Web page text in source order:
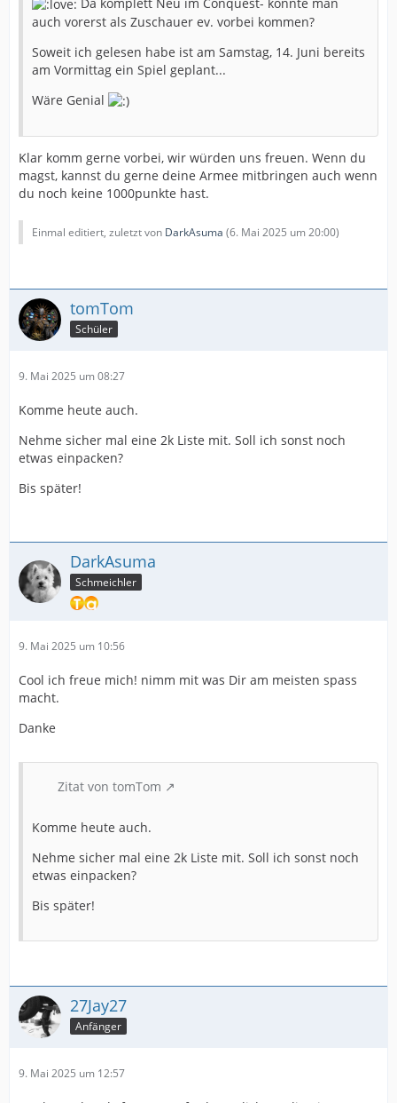
auch vorerst als Zuschauer ev. vorbei kommen?
Soweit ich gelesen habe ist am Samstag, 14. Juni bereits
am Vormittag ein Spiel geplant...
Wäre Genial
Klar komm gerne vorbei, wir würden uns freuen. Wenn du
magst, kannst du gerne deine Armee mitbringen auch wenn
du noch keine 1000punkte hast.
Einmal editiert, zuletzt von DarkAsuma (6. Mai 2025 um 20:00)
tomTom
Schüler
9. Mai 2025 um 08:27
Komme heute auch.
Nehme sicher mal eine 2k Liste mit. Soll ich sonst noch
etwas einpacken?
Bis später!
DarkAsuma
Schmeichler
9. Mai 2025 um 10:56
Cool ich freue mich! nimm mit was Dir am meisten spass
macht.
Danke
Zitat von tomTom
Komme heute auch.
Nehme sicher mal eine 2k Liste mit. Soll ich sonst noch
etwas einpacken?
Bis später!
27Jay27
Anfänger
9. Mai 2025 um 12:57